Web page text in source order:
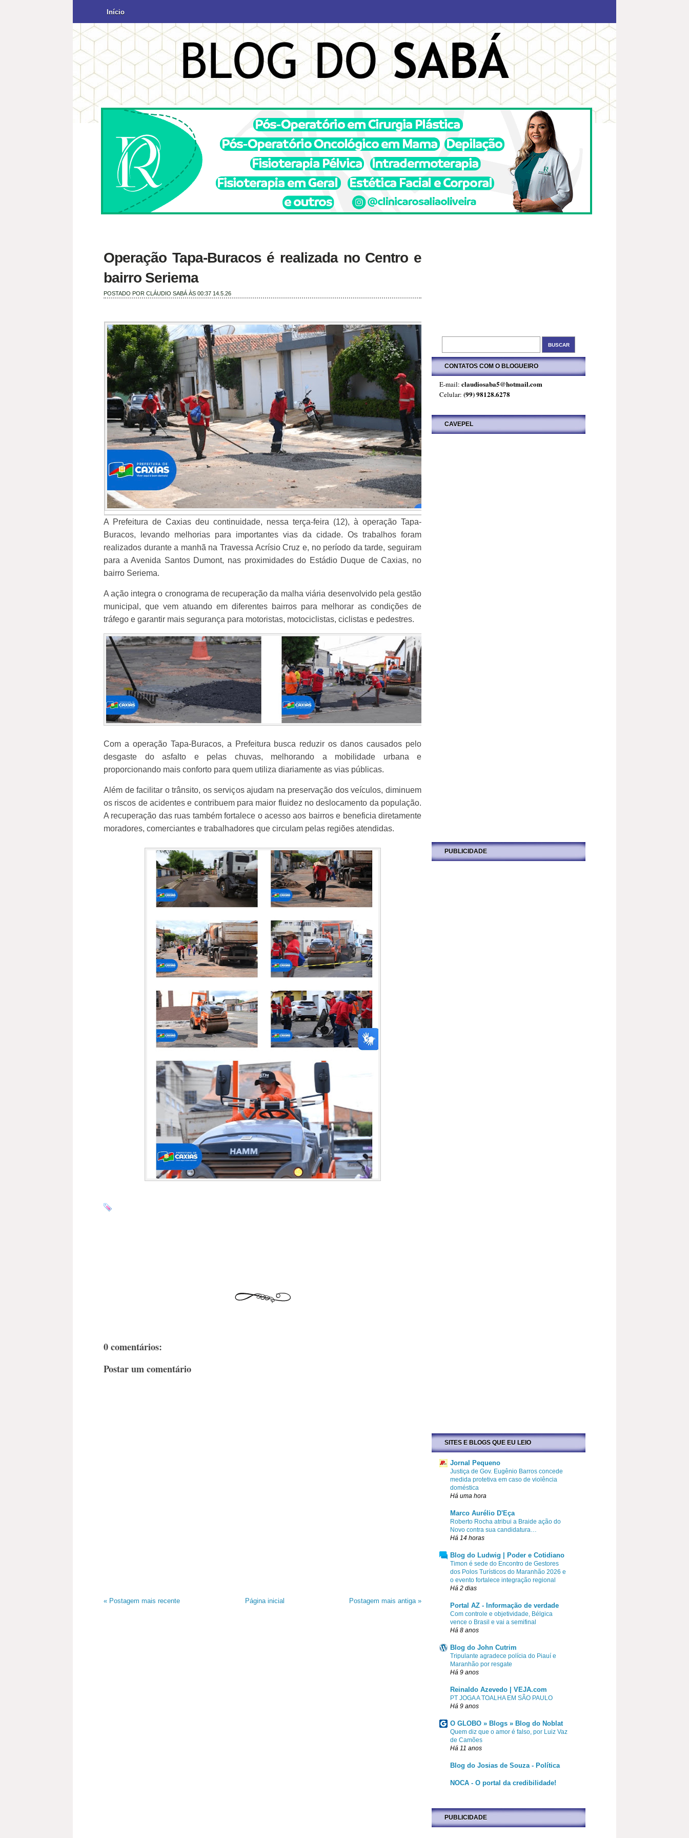
Início
Operação Tapa-Buracos é realizada no Centro e
bairro Seriema
POSTADO POR CLÁUDIO SABÁ ÀS 00:37 14.5.26
A Prefeitura de Caxias deu continuidade, nessa terça-feira (12), à operação Tapa-
Buracos, levando melhorias para importantes vias da cidade. Os trabalhos foram
realizados durante a manhã na Travessa Acrísio Cruz e, no período da tarde, seguiram
para a Avenida Santos Dumont, nas proximidades do Estádio Duque de Caxias, no
bairro Seriema.
A ação integra o cronograma de recuperação da malha viária desenvolvido pela gestão
municipal, que vem atuando em diferentes bairros para melhorar as condições de
tráfego e garantir mais segurança para motoristas, motociclistas, ciclistas e pedestres.
Com a operação Tapa-Buracos, a Prefeitura busca reduzir os danos causados pelo
desgaste do asfalto e pelas chuvas, melhorando a mobilidade urbana e
proporcionando mais conforto para quem utiliza diariamente as vias públicas.
Além de facilitar o trânsito, os serviços ajudam na preservação dos veículos, diminuem
os riscos de acidentes e contribuem para maior fluidez no deslocamento da população.
A recuperação das ruas também fortalece o acesso aos bairros e beneficia diretamente
moradores, comerciantes e trabalhadores que circulam pelas regiões atendidas.
0 comentários:
Postar um comentário
« Postagem mais recente Postagem mais antiga »
Página inicial
CONTATOS COM O BLOGUEIRO
E-mail: claudiosaba5@hotmail.com
Celular: (99) 98128.6278
CAVEPEL
PUBLICIDADE
SITES E BLOGS QUE EU LEIO
Jornal Pequeno
Justiça de Gov. Eugênio Barros concede
medida protetiva em caso de violência
doméstica
Há uma hora
Marco Aurélio D'Eça
Roberto Rocha atribui a Braide ação do
Novo contra sua candidatura…
Há 14 horas
Blog do Ludwig | Poder e Cotidiano
Timon é sede do Encontro de Gestores
dos Polos Turísticos do Maranhão 2026 e
o evento fortalece integração regional
Há 2 dias
Portal AZ - Informação de verdade
Com controle e objetividade, Bélgica
vence o Brasil e vai a semifinal
Há 8 anos
Blog do John Cutrim
Tripulante agradece polícia do Piauí e
Maranhão por resgate
Há 9 anos
Reinaldo Azevedo | VEJA.com
PT JOGA A TOALHA EM SÃO PAULO
Há 9 anos
O GLOBO » Blogs » Blog do Noblat
Quem diz que o amor é falso, por Luiz Vaz
de Camões
Há 11 anos
Blog do Josias de Souza - Política
NOCA - O portal da credibilidade!
PUBLICIDADE